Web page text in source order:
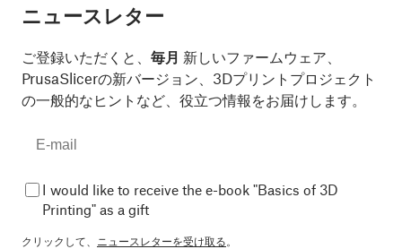
ニュースレター
ご登録いただくと、 毎月 新しいファームウェア、
PrusaSlicerの新バージョン、3Dプリントプロジェクト
の一般的なヒントなど、役立つ情報をお届けします。
I would like to receive the e-book "Basics of 3D
Printing" as a gift
クリックして、 ニュースレターを受け取る。